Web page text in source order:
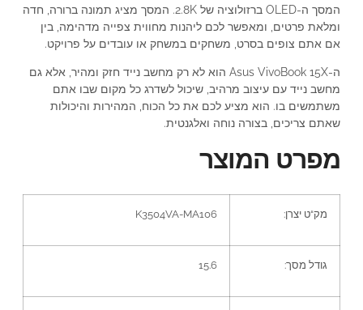
המסך ה-OLED ברזולוציה של 2.8K. המסך מציג תמונה ברורה, חדה
ומלאת פרטים, ומאפשר לכם ליהנות מחווית צפייה מדהימה, בין
אם אתם צופים בסרט, משחקים במשחק או עובדים על פרויקט.
ה-Asus VivoBook 15X הוא לא רק מחשב נייד חזק ומהיר, אלא גם
מחשב נייד עם עיצוב מרהיב, שיכול לשדרג כל מקום שבו אתם
משתמשים בו. הוא מציע לכם את כל הכוח, המהירות והיכולות
שאתם צריכים, בצורה נוחה ואלגנטית.
מפרט המוצר
מק“ט יצרן:
K3504VA-MA106
גודל מסך:
15.6